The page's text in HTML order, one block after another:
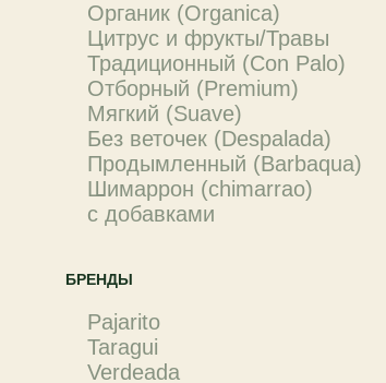
Органик (Organica)
Цитрус и фрукты/Травы
Традиционный (Con Palo)
Отборный (Premium)
Мягкий (Suave)
Без веточек (Despalada)
Продымленный (Barbaqua)
Шимаррон (chimarrao)
с добавками
БРЕНДЫ
Pajarito
Taragui
Verdeada